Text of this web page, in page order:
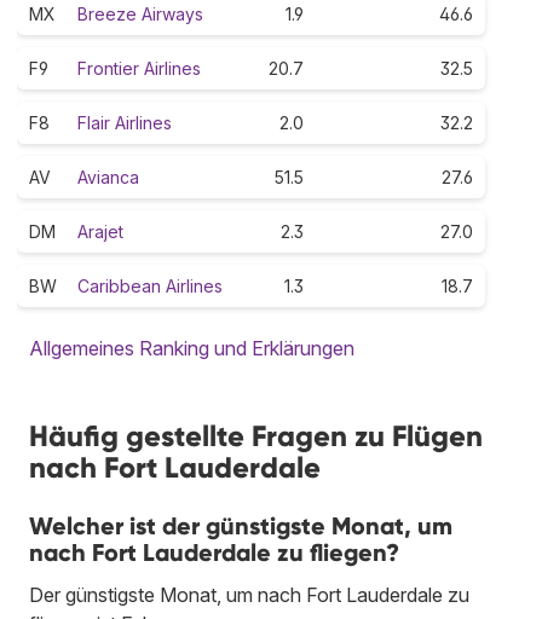
MX Breeze Airways 1.9 46.6
F9 Frontier Airlines 20.7 32.5
F8 Flair Airlines 2.0 32.2
AV Avianca 51.5 27.6
DM Arajet 2.3 27.0
BW Caribbean Airlines 1.3 18.7
Allgemeines Ranking und Erklärungen
Häufig gestellte Fragen zu Flügen
nach Fort Lauderdale
Welcher ist der günstigste Monat, um
nach Fort Lauderdale zu fliegen?
Der günstigste Monat, um nach Fort Lauderdale zu